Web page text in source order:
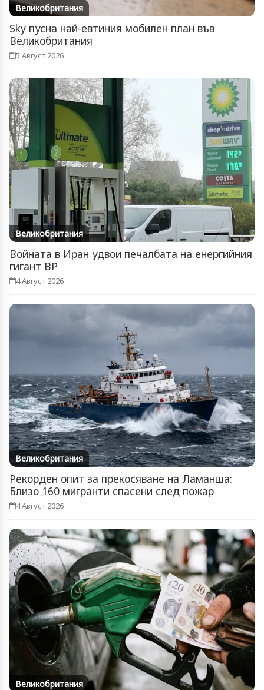
Великобритания
Sky пусна най-евтиния мобилен план във
Великобритания
5 Август 2026
Великобритания
Войната в Иран удвои печалбата на енергийния
гигант BP
4 Август 2026
Великобритания
Рекорден опит за прекосяване на Ламанша:
Близо 160 мигранти спасени след пожар
4 Август 2026
Великобритания